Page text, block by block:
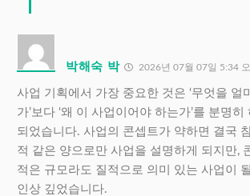
박해숙 박 2026년 07월 07일 5:34 오
사업 기획에서 가장 중요한 것은 ‘무엇을 얼
가’보다 ‘왜 이 사업이어야 하는가’를 분명히
되었습니다. 사업의 콘셉트가 약하면 결국
적 같은 양으로만 사업을 설명하게 되지만,
적은 규모라도 질적으로 의미 있는 사업이
인상 깊었습니다.